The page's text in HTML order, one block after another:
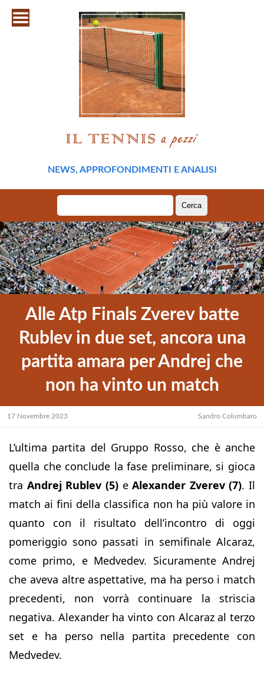
NEWS, APPROFONDIMENTI E ANALISI
per:
Alle Atp Finals Zverev batte
Rublev in due set, ancora una
partita amara per Andrej che
non ha vinto un match
17 Novembre 2023 Sandro Columbaro
L’ultima partita del Gruppo Rosso, che è anche
quella che conclude la fase preliminare, si gioca
tra Andrej Rublev (5)eAlexander Zverev (7). Il
match ai fini della classifica non ha più valore in
quanto con il risultato dell’incontro di oggi
pomeriggio sono passati in semifinale Alcaraz,
come primo, e Medvedev. Sicuramente Andrej
che aveva altre aspettative, ma ha perso i match
precedenti, non vorrà continuare la striscia
negativa. Alexander ha vinto con Alcaraz al terzo
set e ha perso nella partita precedente con
Medvedev.